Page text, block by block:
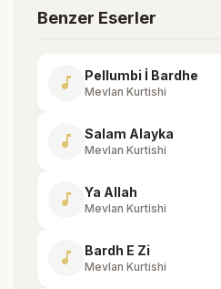
Benzer Eserler
music_note Pellumbi İ Bardhe
Mevlan Kurtishi
music_note Salam Alayka
Mevlan Kurtishi
music_note Ya Allah
Mevlan Kurtishi
music_note Bardh E Zi
Mevlan Kurtishi